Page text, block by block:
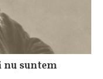
nu suntem